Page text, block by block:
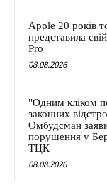
Apple 20 років
представила
Pro
08.08.2026
"Одним кліком
законних
Омбудсман
порушення у
ТЦК
08.08.2026